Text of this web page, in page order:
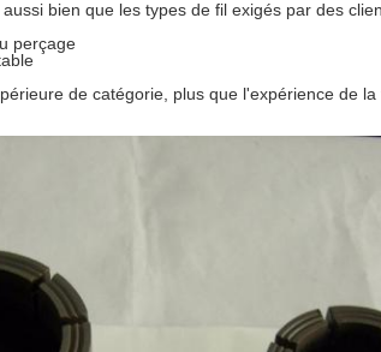
bien que les types de fil exigés par des
perçage
de catégorie, plus que l'expérience de